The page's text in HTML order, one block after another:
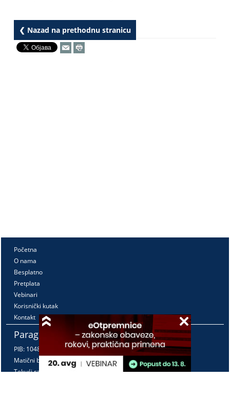
❮ Nazad na prethodnu stranicu
Početna
O nama
Besplatno
Pretplata
Vebinari
Korisnički kutak
Kontakt
Paragraf Lex d.o.o.
PIB: 104830593
Matični broj: 20240156
Tekući račun: